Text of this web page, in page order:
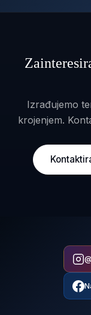
Izrađujemo
krojenjem.